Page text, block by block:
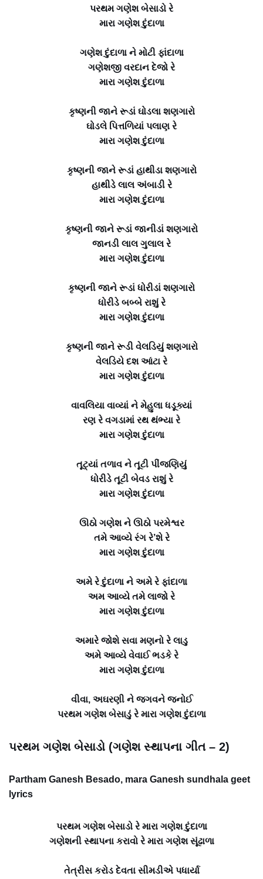
પરથમ ગણેશ બેસાડો રે
મારા ગણેશ દુંદાળા
ગણેશ દુંદાળા ને મોટી ફાંદાળા
ગણેશજી વરદાન દેજો રે
મારા ગણેશ દુંદાળા
કૃષ્ણની જાને રૂડાં ઘોડલા શણગારો
ઘોડલે પિત્તળિયાં પલાણ રે
મારા ગણેશ દુંદાળા
કૃષ્ણની જાને રૂડાં હાથીડા શણગારો
હાથીડે લાલ અંબાડી રે
મારા ગણેશ દુંદાળા
કૃષ્ણની જાને રૂડાં જાનીડાં શણગારો
જાનડી લાલ ગુલાલ રે
મારા ગણેશ દુંદાળા
કૃષ્ણની જાને રૂડાં ધોરીડાં શણગારો
ધોરીડે બબ્બે રાશું રે
મારા ગણેશ દુંદાળા
કૃષ્ણની જાને રૂડી વેલડિયું શણગારો
વેલડિયે દશ આંટા રે
મારા ગણેશ દુંદાળા
વાવલિયા વાવ્યાં ને મેહુલા ધડૂક્યાં
રણ રે વગડામાં રથ થંભ્યા રે
મારા ગણેશ દુંદાળા
તૂટ્યાં તળાવ ને તૂટી પીંજણિયું
ધોરીડે તૂટી બેવડ રાશું રે
મારા ગણેશ દુંદાળા
ઊઠો ગણેશ ને ઊઠો પરમેશ્વર
તમે આવ્યે રંગ રે’શે રે
મારા ગણેશ દુંદાળા
અમે રે દુંદાળા ને અમે રે ફાંદાળા
અમ આવ્યે તમે લાજો રે
મારા ગણેશ દુંદાળા
અમારે જોશે સવા મણનો રે લાડુ
અમે આવ્યે વેવાઈ ભડકે રે
મારા ગણેશ દુંદાળા
વીવા, અઘરણી ને જગવને જનોઈ
પરથમ ગણેશ બેસાડું રે મારા ગણેશ દુંદાળા
પરથમ ગણેશ બેસાડો (ગણેશ સ્થાપના ગીત – 2)
Partham Ganesh Besado, mara Ganesh sundhala geet
lyrics
પરથમ ગણેશ બેસાડો રે મારા ગણેશ દુંદાળા
ગણેશની સ્થાપના કરાવો રે મારા ગણેશ સૂંઢાળા
તેત્રીસ કરોડ દેવતા સીમડીએ પધાર્યા